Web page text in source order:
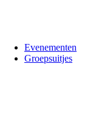
Evenementen
Groepsuitjes